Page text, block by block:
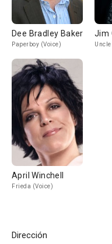
Dee Bradley Baker
Paperboy (Voice)
Jim
April Winchell
Frieda (Voice)
Dirección